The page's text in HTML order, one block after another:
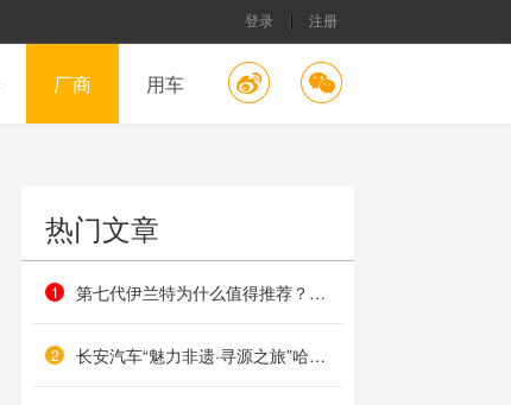
登录 注册
厂商 用车
热门文章
1 第七代伊兰特为什么值得推荐？这几个方面最有价值
2 长安汽车“魅力非遗·寻源之旅”哈尔滨站收官：北国非遗映匠心，冰雪共鉴传承路